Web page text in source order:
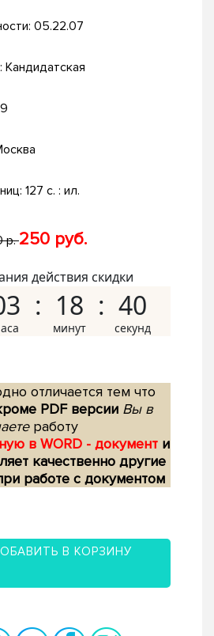
05.22.07
Кандидатская
127 с. : ил.
р.250 руб.
действия скидки
18 40
отличается тем что
PDF версии Вы в
работу
в WORD - документ и
качественно другие
работе с документом
В КОРЗИНУ